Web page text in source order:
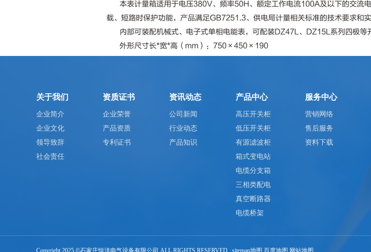
关于我们
企业简介
企业文化
领导致辞
社会责任
资质证书
企业荣誉
产品资质
专利证书
资讯动态
公司新闻
行业动态
产品知识
产品中心
高压开关柜
低压开关柜
有源滤波柜
箱式变电站
电缆分支箱
三相类配电
真空断路器
电缆桥架
服务中心
营销网络
售后服务
资料下载
Copyright 2025 ©石家庄恒洋电气设备有限公司 ALL RIGHTS RESERVED sitemap地图 百度地图 网站地图